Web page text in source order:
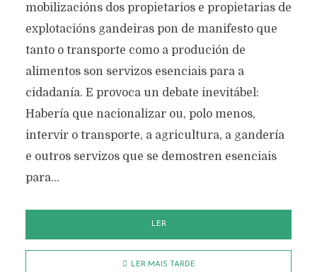
mobilizacións dos propietarios e propietarias de
explotacións gandeiras pon de manifesto que
tanto o transporte como a produción de
alimentos son servizos esenciais para a
cidadanía. E provoca un debate inevitábel:
Habería que nacionalizar ou, polo menos,
intervir o transporte, a agricultura, a gandería
e outros servizos que se demostren esenciais
para...
LER
LER MAIS TARDE